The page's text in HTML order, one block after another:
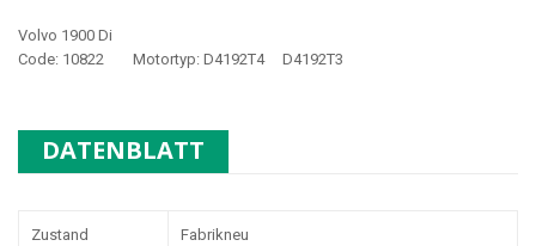
Volvo 1900 Di
Code: 10822 Motortyp: D4192T4 D4192T3
DATENBLATT
Zustand Fabrikneu